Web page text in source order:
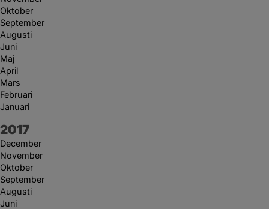
Oktober
September
Augusti
Juni
Maj
April
Mars
Februari
Januari
År:
2017
December
November
Oktober
September
Augusti
Juni